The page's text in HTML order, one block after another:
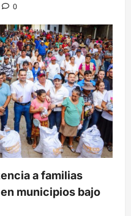
0
a familias
municipios bajo